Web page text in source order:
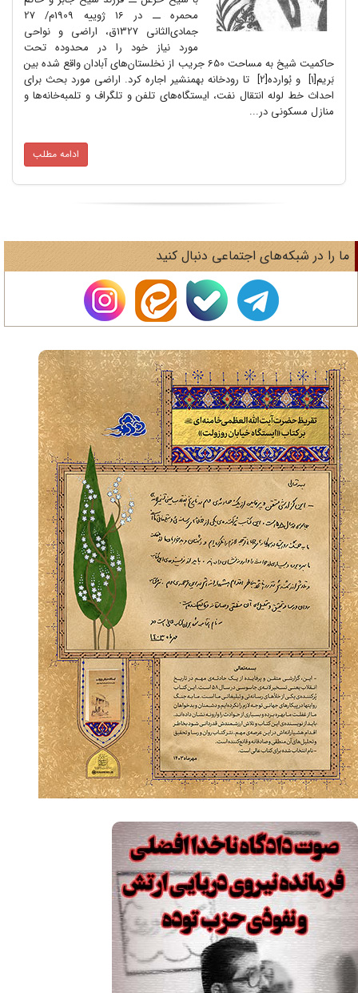
محمره ــ در 16 ژوییه 1909م/ 27
جمادی‌الثانی 1327ق، اراضی و نواحی
مورد نیاز خود را در محدوده تحت
حاکمیت شیخ به مساحت 650 جریب از نخلستان‌های آبادان واقع شده بین
بَریم[1] و بُوارده[2] تا رودخانه بهمنشیر اجاره کرد. اراضی مورد بحث برای
احداث خط لوله انتقال نفت، ایستگاه‌های تلفن و تلگراف و تلمبه‌خانه‌ها و
منازل مسکونی در...
ادامه مطلب
را در شبکه‌های اجتماعی دنبال کنید